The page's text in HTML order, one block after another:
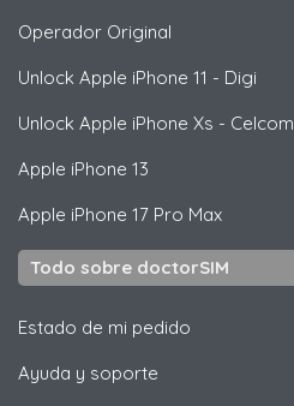
Operador Original
Unlock Apple iPhone 11 - Digi
Unlock Apple iPhone Xs - Celcom
Apple iPhone 13
Apple iPhone 17 Pro Max
Todo sobre doctorSIM
Estado de mi pedido
Ayuda y soporte